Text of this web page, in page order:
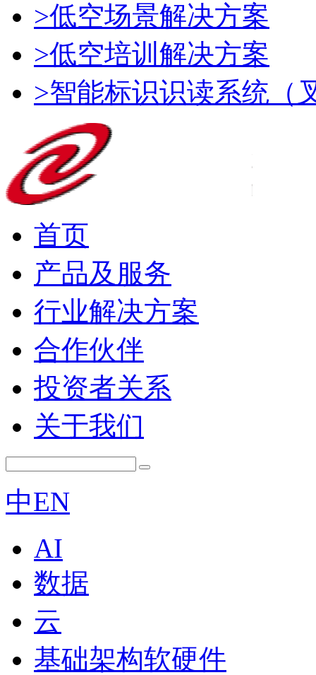
>低空场景解决方案
>低空培训解决方案
>智能标识识读系统（
首页
产品及服务
行业解决方案
合作伙伴
投资者关系
关于我们
中EN
AI
数据
云
基础架构软硬件